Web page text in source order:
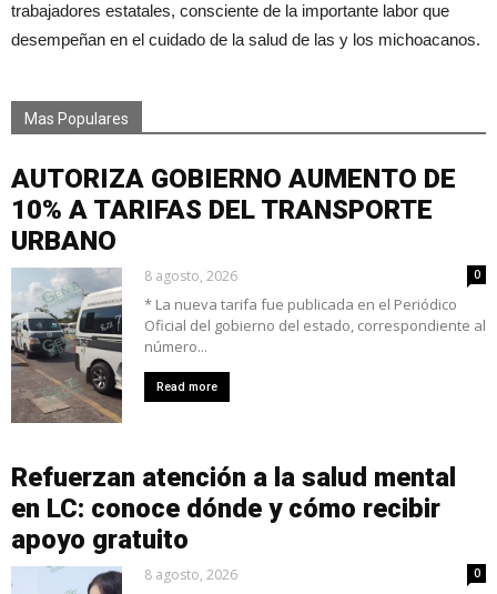
trabajadores estatales, consciente de la importante labor que
desempeñan en el cuidado de la salud de las y los michoacanos.
Mas Populares
AUTORIZA GOBIERNO AUMENTO DE
10% A TARIFAS DEL TRANSPORTE
URBANO
8 agosto, 2026 0
* La nueva tarifa fue publicada en el Periódico
Oficial del gobierno del estado, correspondiente al
número...
Read more
Refuerzan atención a la salud mental
en LC: conoce dónde y cómo recibir
apoyo gratuito
8 agosto, 2026 0